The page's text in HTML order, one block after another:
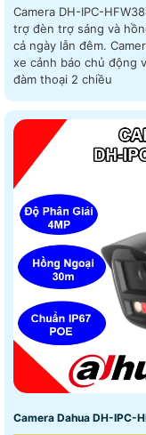
Camera DH-IPC-
trợ đèn trợ sáng và
cả ngày lẫn đêm. Camera tích hợp công nghệ phân biệt người và
xe cảnh báo chủ động
đàm thoại 2 chiều
Camera Dahua DH-IPC-